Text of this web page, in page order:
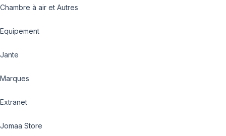
Chambre à air et Autres
Equipement
Jante
Marques
Extranet
Jomaa Store